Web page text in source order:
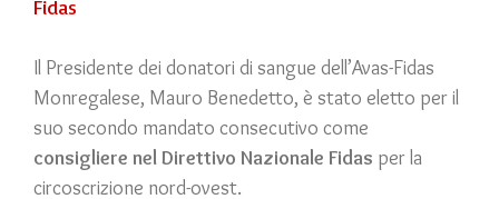
Fidas
Il Presidente dei donatori di sangue dell’Avas-Fidas
Monregalese, Mauro Benedetto, è stato eletto per il
suo secondo mandato consecutivo come
consigliere nel Direttivo Nazionale Fidas per la
circoscrizione nord-ovest.